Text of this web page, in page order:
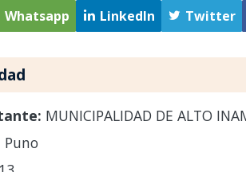
Whatsapp LinkedIn Twitter
MUNICIPALIDAD DE ALTO
Puno